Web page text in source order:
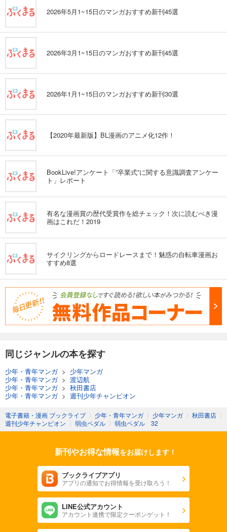
あらすじを表示する
弱虫ペダル 91
カート
649円 (税込)
試し読み
あらすじを表示する
弱虫ペダル 93
649円 (税込)
カート
あらすじを表示する
649円 (税込)
カート
試し読み
あらすじを表示する
649円 (税込)
あらすじを表示する
弱虫ペダル 96
649円 (税込)
弱虫ペダル 97
649 円 (税込)
2026年5月1~15日のマンガおすすめ新刊45選
2026年3月1~15日のマンガおすすめ新刊45選
2026年1月1~15日のマンガおすすめ新刊30選
【2020年最新版】BL漫画のアニメ化12作！
BookLive!アンケート「”卒業式”に関する意識調査アンケー
ト」レポート
有名な漫画賞の歴代受賞作を総チェック！次に読むべき漫
画はこれだ！2019
サイクリングからロードレースまで！魅惑の自転車漫画お
すすめ8選
同じジャンルの本を探す
少年・青年マンガ> 少年マンガ
少年・青年マンガ> 渡辺航
少年・青年マンガ> 秋田書店
少年・青年マンガ> 週刊少年チャンピオン
電子書籍・漫画 ブックライブ 〉 少年・青年マンガ 〉 少年マンガ 〉 秋田書店 〉
週刊少年チャンピオン 〉 弱虫ペダル 〉 弱虫ペダル 32
新刊やお得な情報をお届けします！
ブックライブアプリ
アプリの通知でお得情報を受け取ろう！
LINE公式アカウント
アカウント連携で限定クーポンゲット！